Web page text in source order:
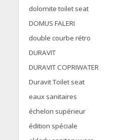
dolomite toilet seat
DOMUS FALERI
double courbe rétro
DURAVIT
DURAVIT COPRIWATER
Duravit Toilet seat
eaux sanitaires
échelon supérieur
édition spéciale